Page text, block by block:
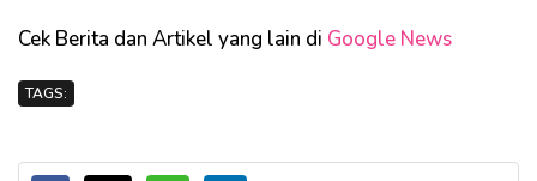
Cek Berita dan Artikel yang lain di Google News
TAGS: